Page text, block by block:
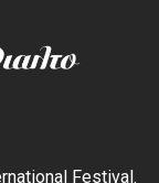
Festival.